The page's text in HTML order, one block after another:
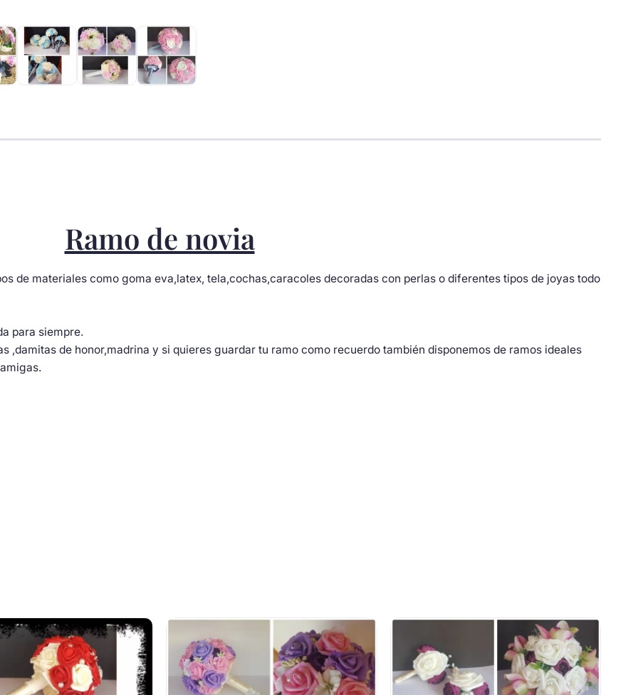
marfil
con
prendido
cantidad
Ramo de novia
de materiales como goma eva,latex, tela,cochas,caracoles decoradas con perlas o diferentes tipos de joyas todo
para siempre.
,damitas de honor,madrina y si quieres guardar tu ramo como recuerdo también disponemos de ramos ideales